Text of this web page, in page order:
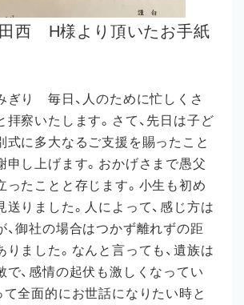
西 H様より頂いたお手紙
り 毎日、人のために忙しくさ
拝察いたします。さて、先日は子ど
式に多大なるご支援を賜ったこと
申し上げます。おかげさまで愚父
ったことと存じます。小生も初め
送りました。人によって、感じ方は
、御社の場合はつかず離れずの距
りました。なんと言っても、遺族は
で、感情の起伏も激しくなってい
て全面的にお世話になりたい時と